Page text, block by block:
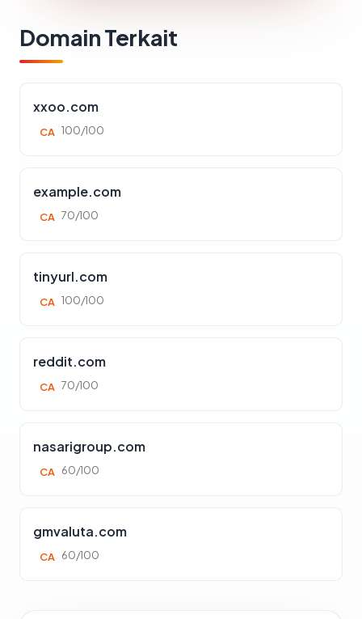
Domain Terkait
xxoo.com
CA 100/100
example.com
CA 70/100
tinyurl.com
CA 100/100
reddit.com
CA 70/100
nasarigroup.com
CA 60/100
gmvaluta.com
CA 60/100